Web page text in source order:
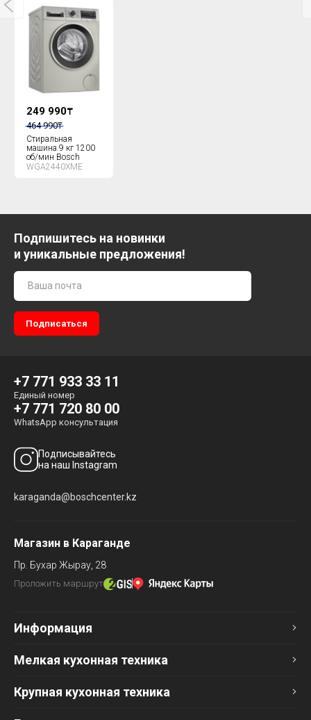
249 990₸
464 990₸
Стиральная
машина 9 кг 1200
об/мин Bosch
WGA2440XME
Подпишитесь на новинки
и уникальные предложения!
+7 771 933 33 11
Единый номер
+7 771 720 80 00
WhatsApp консультация
Подписывайтесь
на наш Instagram
karaganda@boschcenter.kz
Магазин в Караганде
Пр. Бухар Жырау, 28
Проложить маршрут
Информация
Мелкая кухонная техника
Крупная кухонная техника